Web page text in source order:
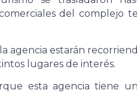
del complejo
agencia estarán
lugares de interés.
esta agencia tiene